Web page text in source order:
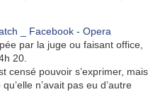
par la juge ou faisant office,
20.
censé pouvoir s’exprimer, mais
n’avait pas eu d’autre